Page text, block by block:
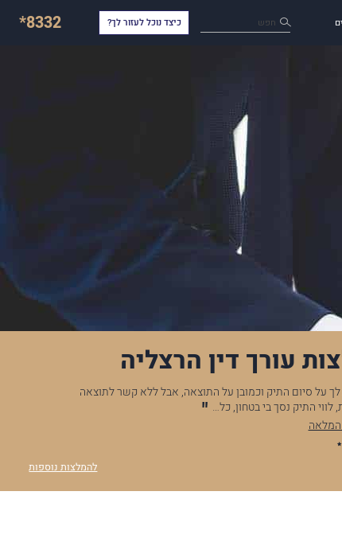
חפש כיצד נוכל לעזור לך? *8332
עורך דין הרצליה
שעזר לי מאוד בוועדות ערעורים רופאיים, ובייעוצים
להגדיר לך תודה רבה רבה! כל היחס שלך ממש…
להמלצות נוספות